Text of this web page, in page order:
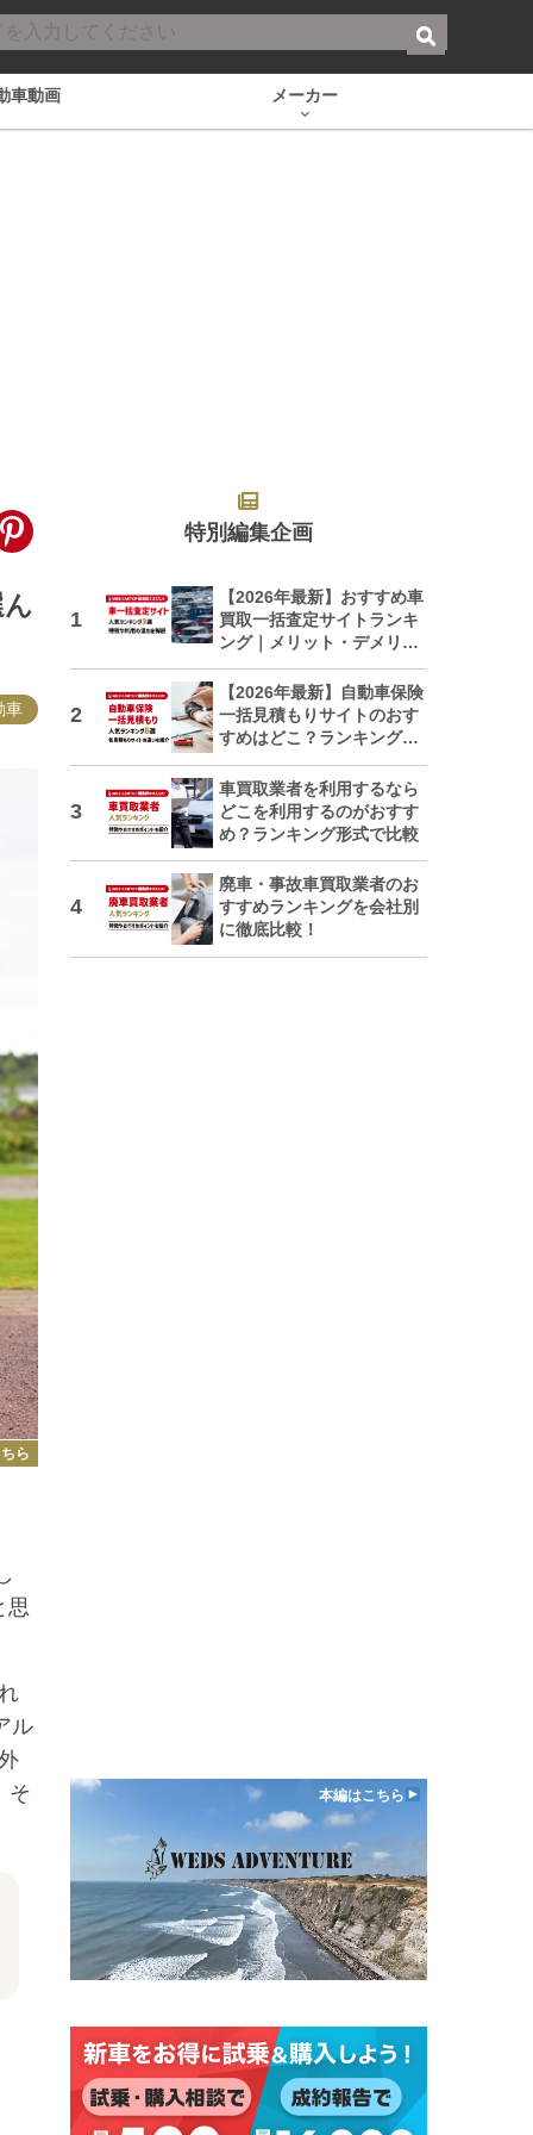
車動画 メーカー
車
ら
思
ル
そ
特別編集企画
【2026年最新】おすすめ車
買取一括査定サイトランキ
ング｜メリット・デメリッ
トも解説
【2026年最新】自動車保険
一括見積もりサイトのおす
すめはどこ？ランキングで
車買取業者を利用するなら
どこを利用するのがおすす
め？ランキング形式で比較
廃車・事故車買取業者のお
すすめランキングを会社別
に徹底比較！
本編はこちら